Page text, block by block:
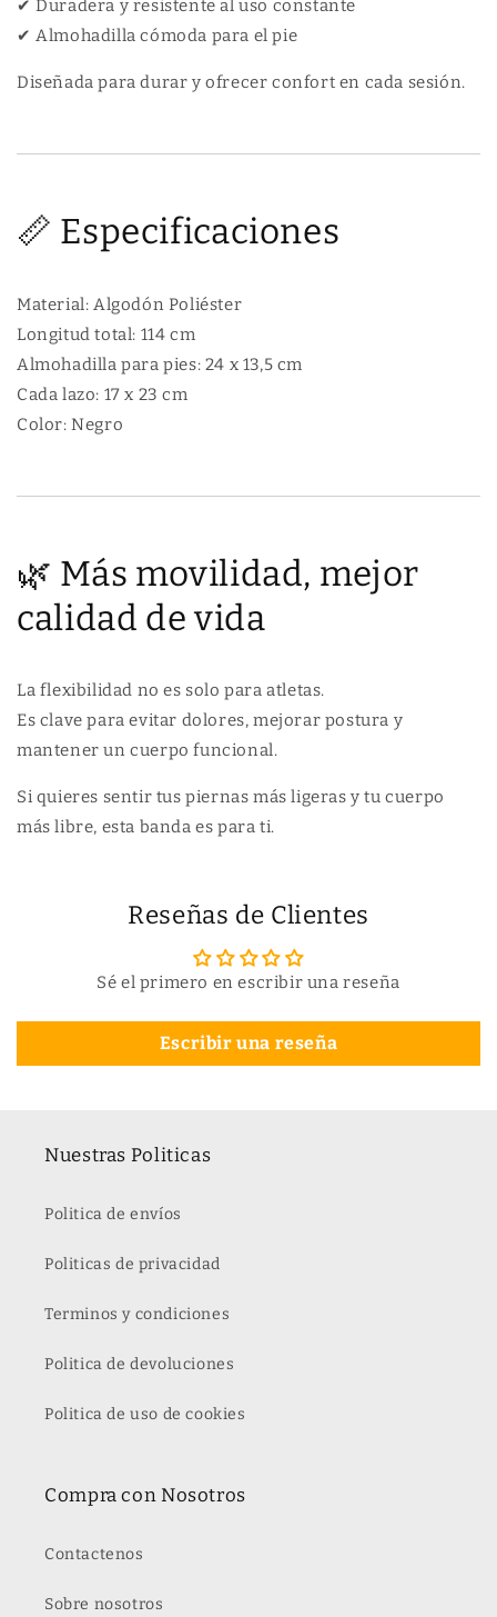
✔ Duradera y resistente al uso constante
✔ Almohadilla cómoda para el pie
Diseñada para durar y ofrecer confort en cada sesión.
📏 Especificaciones
Material: Algodón Poliéster
Longitud total: 114 cm
Almohadilla para pies: 24 x 13,5 cm
Cada lazo: 17 x 23 cm
Color: Negro
🌿 Más movilidad, mejor
calidad de vida
La flexibilidad no es solo para atletas.
Es clave para evitar dolores, mejorar postura y
mantener un cuerpo funcional.
Si quieres sentir tus piernas más ligeras y tu cuerpo
más libre, esta banda es para ti.
Reseñas de Clientes
Sé el primero en escribir una reseña
Escribir una reseña
Nuestras Politicas
Politica de envíos
Politicas de privacidad
Terminos y condiciones
Politica de devoluciones
Politica de uso de cookies
Compra con Nosotros
Contactenos
Sobre nosotros